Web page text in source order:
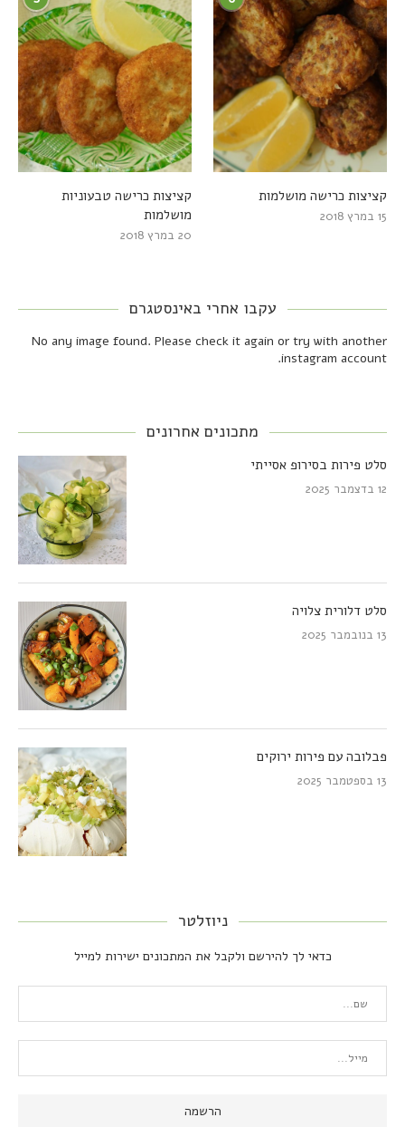
קציצות כרישה טבעוניות
מושלמות
20 במרץ 2018
קציצות כרישה מושלמות
15 במרץ 2018
עקבו אחרי באינסטגרם
No any image found. Please check it again or try with another
instagram account.
מתכונים אחרונים
סלט פירות בסירופ אסייתי
12 בדצמבר 2025
סלט דלורית צלויה
13 בנובמבר 2025
פבלובה עם פירות ירוקים
13 בספטמבר 2025
ניוזלטר
כדאי לך להירשם ולקבל את המתכונים ישירות למייל